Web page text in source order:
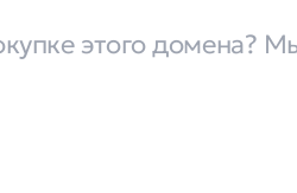
этого домена?